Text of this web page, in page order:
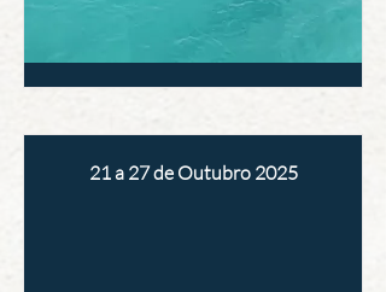
21 a 27 de Outubro 2025